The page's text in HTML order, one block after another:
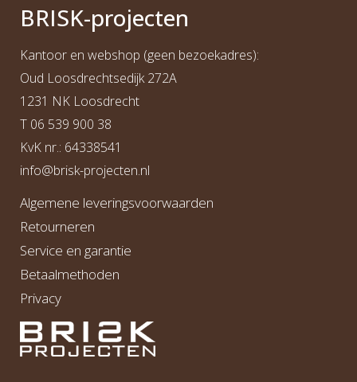
BRISK-projecten
Kantoor en webshop (geen bezoekadres):
Oud Loosdrechtsedijk 272A
1231 NK Loosdrecht
T 06 539 900 38
KvK nr.: 64338541
info@brisk-projecten.nl
Algemene leveringsvoorwaarden
Retourneren
Service en garantie
Betaalmethoden
Privacy